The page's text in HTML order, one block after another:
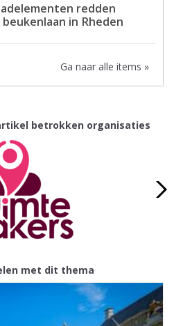
redden
in Rheden
Ga naar alle items »
betrokken organisaties
met dit thema